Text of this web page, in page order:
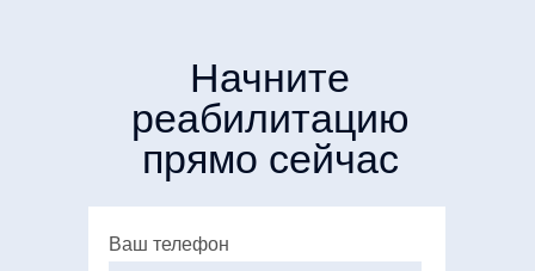
Начните
реабилитацию
прямо сейчас
Ваш телефон